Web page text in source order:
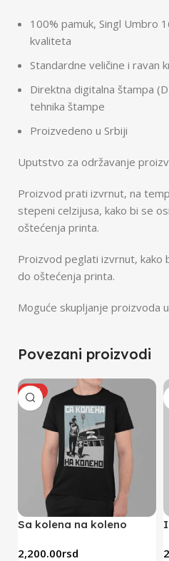
100% pamuk, Singl Umbro
kvaliteta
Standardne veličine i ravan
Direktna digitalna štampa
tehnika štampe
Proizvedeno u Srbiji
Uputstvo za održavanje
Proizvod prati izvrnut, na
stepeni celzijusa, kako bi se
oštećenja printa.
Proizvod peglati izvrnut, kako
do oštećenja printa.
Moguće skupljanje proizvoda
Povezani proizvodi
HOT
Sa kolena na koleno
2,200.00rsd